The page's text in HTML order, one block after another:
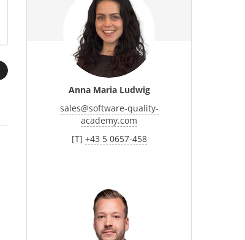
Anna Maria Ludwig
sales@software-quality-
academy.com
[T] +43 5 0657-458